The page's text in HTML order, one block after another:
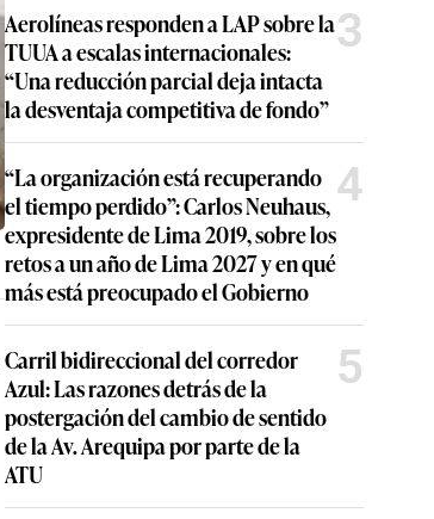
Aerolíneas responden a LAP sobre la
TUUA a escalas internacionales:
“Una reducción parcial deja intacta
la desventaja competitiva de fondo”
3
“La organización está recuperando
el tiempo perdido”: Carlos Neuhaus,
expresidente de Lima 2019, sobre los
retos a un año de Lima 2027 y en qué
más está preocupado el Gobierno
4
Carril bidireccional del corredor
Azul: Las razones detrás de la
postergación del cambio de sentido
de la Av. Arequipa por parte de la
ATU
5